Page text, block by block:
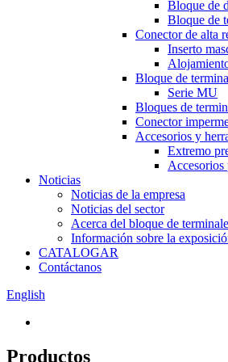
Bloque de
Bloque de
Conector de alta
Inserto
Bloque de
Serie MU
Bloques de
Conector
Accesorios y
Extremo
Accesorios
Noticias
Noticias de la empresa
Noticias del sector
Acerca del bloque de
Información sobre la
CATALOGAR
Contáctanos
English
Productos